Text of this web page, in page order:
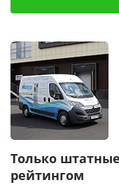
Только
рейтингом